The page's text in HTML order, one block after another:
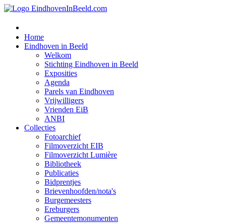
Home
Eindhoven in Beeld
Welkom
Stichting Eindhoven in Beeld
Exposities
Agenda
Parels van Eindhoven
Vrijwilligers
Vrienden EiB
ANBI
Collecties
Fotoarchief
Filmoverzicht EIB
Filmoverzicht Lumière
Bibliotheek
Publicaties
Bidprentjes
Brievenhoofden/nota's
Burgemeesters
Ereburgers
Gemeentemonumenten